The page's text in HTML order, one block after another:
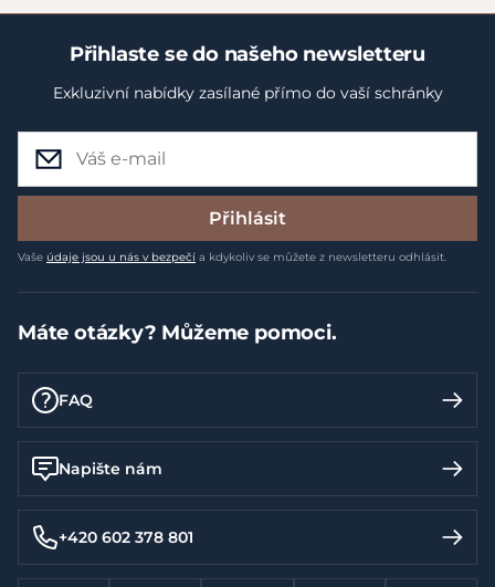
Přihlaste se do našeho newsletteru
Exkluzivní nabídky zasílané přímo do vaší schránky
Přihlásit
Vaše údaje jsou u nás v bezpečí a kdykoliv se můžete z newsletteru odhlásit.
Máte otázky? Můžeme pomoci.
FAQ
Napište nám
+420 602 378 801